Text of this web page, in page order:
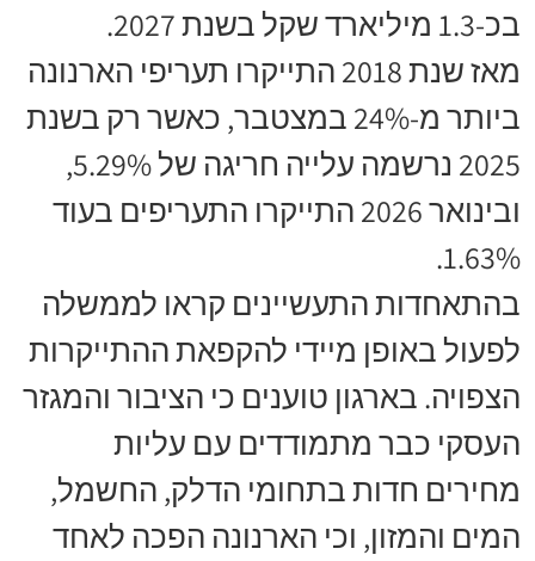
בכ-1.3 מיליארד שקל בשנת 2027.
מאז שנת 2018 התייקרו תעריפי הארנונה
ביותר מ-24% במצטבר, כאשר רק בשנת
2025 נרשמה עלייה חריגה של 5.29%,
ובינואר 2026 התייקרו התעריפים בעוד
1.63%.
בהתאחדות התעשיינים קראו לממשלה
לפעול באופן מיידי להקפאת ההתייקרות
הצפויה. בארגון טוענים כי הציבור והמגזר
העסקי כבר מתמודדים עם עליות
מחירים חדות בתחומי הדלק, החשמל,
המים והמזון, וכי הארנונה הפכה לאחד